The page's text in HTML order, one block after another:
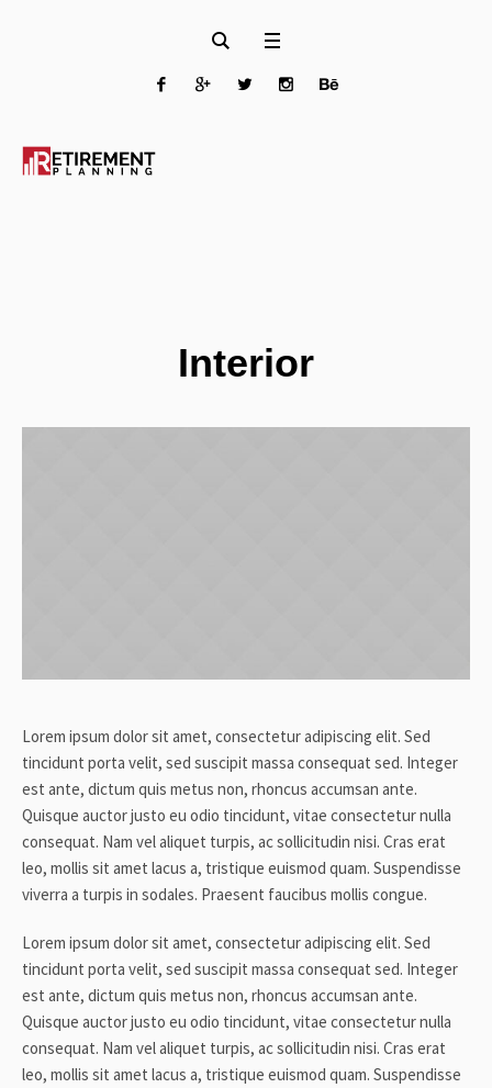
Interior
Lorem ipsum dolor sit amet, consectetur adipiscing elit. Sed
tincidunt porta velit, sed suscipit massa consequat sed. Integer
est ante, dictum quis metus non, rhoncus accumsan ante.
Quisque auctor justo eu odio tincidunt, vitae consectetur nulla
consequat. Nam vel aliquet turpis, ac sollicitudin nisi. Cras erat
leo, mollis sit amet lacus a, tristique euismod quam. Suspendisse
viverra a turpis in sodales. Praesent faucibus mollis congue.
Lorem ipsum dolor sit amet, consectetur adipiscing elit. Sed
tincidunt porta velit, sed suscipit massa consequat sed. Integer
est ante, dictum quis metus non, rhoncus accumsan ante.
Quisque auctor justo eu odio tincidunt, vitae consectetur nulla
consequat. Nam vel aliquet turpis, ac sollicitudin nisi. Cras erat
leo, mollis sit amet lacus a, tristique euismod quam. Suspendisse